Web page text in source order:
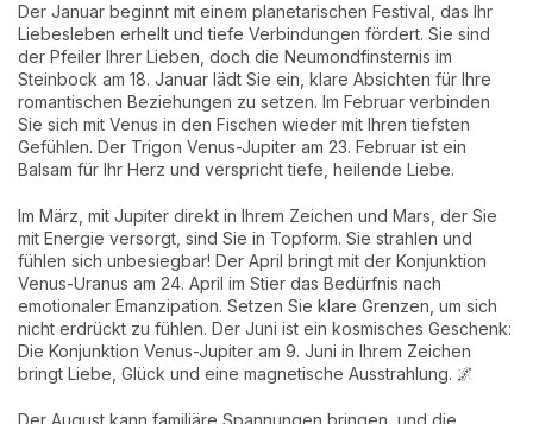
Der Januar beginnt mit einem planetarischen Festival, das Ihr
Liebesleben erhellt und tiefe Verbindungen fördert. Sie sind
der Pfeiler Ihrer Lieben, doch die Neumondfinsternis im
Steinbock am 18. Januar lädt Sie ein, klare Absichten für Ihre
romantischen Beziehungen zu setzen. Im Februar verbinden
Sie sich mit Venus in den Fischen wieder mit Ihren tiefsten
Gefühlen. Der Trigon Venus-Jupiter am 23. Februar ist ein
Balsam für Ihr Herz und verspricht tiefe, heilende Liebe.
Im März, mit Jupiter direkt in Ihrem Zeichen und Mars, der Sie
mit Energie versorgt, sind Sie in Topform. Sie strahlen und
fühlen sich unbesiegbar! Der April bringt mit der Konjunktion
Venus-Uranus am 24. April im Stier das Bedürfnis nach
emotionaler Emanzipation. Setzen Sie klare Grenzen, um sich
nicht erdrückt zu fühlen. Der Juni ist ein kosmisches Geschenk:
Die Konjunktion Venus-Jupiter am 9. Juni in Ihrem Zeichen
bringt Liebe, Glück und eine magnetische Ausstrahlung. 🌌